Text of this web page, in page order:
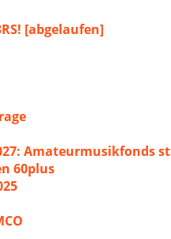
[abgelaufen]
Amateurmusikfonds
60plus